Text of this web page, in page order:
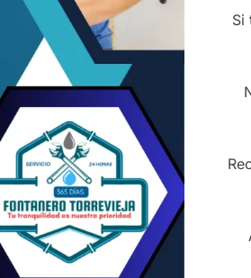
Si